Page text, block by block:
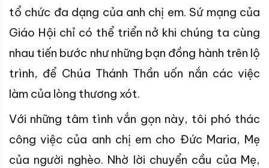
tổ chức đa dạng của anh chị em. Sứ mạng của
Giáo Hội chỉ có thể triển nở khi chúng ta cùng
nhau tiến bước như những bạn đồng hành trên lộ
trình, để Chúa Thánh Thần uốn nắn các việc
làm của lòng thương xót.
Với những tâm tình vắn gọn này, tôi phó thác
công việc của anh chị em cho Đức Maria, Mẹ
của người nghèo. Nhờ lời chuyển cầu của Mẹ,